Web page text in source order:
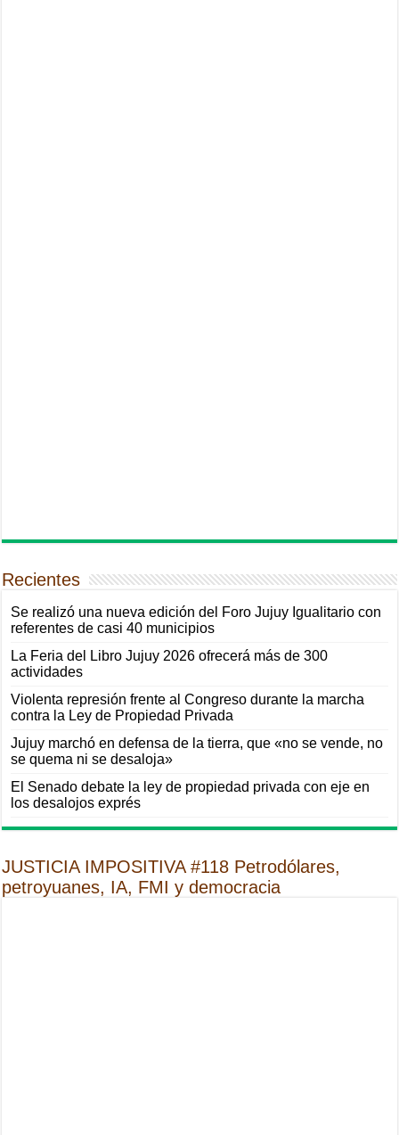
Recientes
Se realizó una nueva edición del Foro Jujuy Igualitario con
referentes de casi 40 municipios
La Feria del Libro Jujuy 2026 ofrecerá más de 300
actividades
Violenta represión frente al Congreso durante la marcha
contra la Ley de Propiedad Privada
Jujuy marchó en defensa de la tierra, que «no se vende, no
se quema ni se desaloja»
El Senado debate la ley de propiedad privada con eje en
los desalojos exprés
JUSTICIA IMPOSITIVA #118 Petrodólares,
petroyuanes, IA, FMI y democracia